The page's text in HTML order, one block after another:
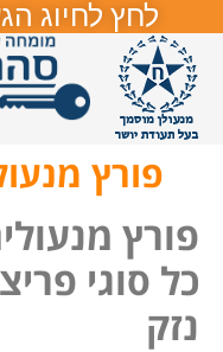
לחץ לחיוג הגעה
פורץ
פורץ
כל סוגי
נזק